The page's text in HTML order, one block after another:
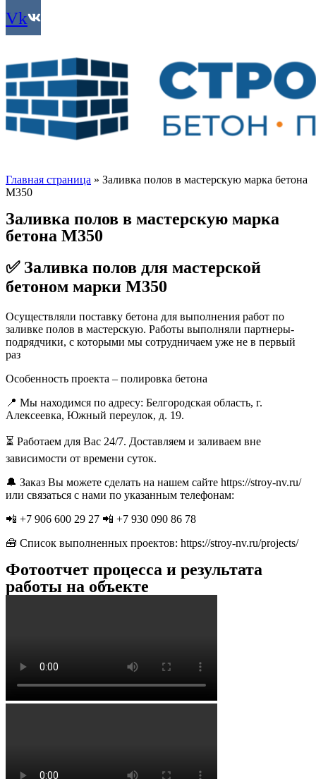
Vk
Главная страница » Заливка полов в мастерскую марка бетона
М350
Заливка полов в мастерскую марка
бетона М350
✅ Заливка полов для мастерской
бетоном марки М350
Осуществляли поставку бетона для выполнения работ по
заливке полов в мастерскую. Работы выполняли партнеры-
подрядчики, с которыми мы сотрудничаем уже не в первый
раз
Особенность проекта – полировка бетона
📍 Мы находимся по адресу: Белгородская область, г.
Алексеевка, Южный переулок, д. 19.
⏳ Работаем для Вас 24/7. Доставляем и заливаем вне
зависимости от времени суток.
🔔 Заказ Вы можете сделать на нашем сайте https://stroy-nv.ru/
или связаться с нами по указанным телефонам:
📲 +7 906 600 29 27 📲 +7 930 090 86 78
🧰 Список выполненных проектов: https://stroy-nv.ru/projects/
Фотоотчет процесса и результата
работы на объекте